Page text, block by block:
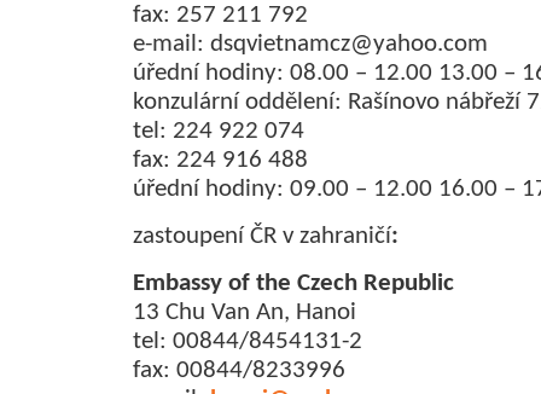
fax: 257 211 792
e-mail: dsqvietnamcz@yahoo.com
úřední hodiny: 08.00 – 12.00 13.00 –
konzulární oddělení: Rašínovo nábřeží
tel: 224 922 074
fax: 224 916 488
úřední hodiny: 09.00 – 12.00 16.00 –
zastoupení ČR v zahraničí:
Embassy of the Czech Republic
13 Chu Van An, Hanoi
tel: 00844/8454131-2
fax: 00844/8233996